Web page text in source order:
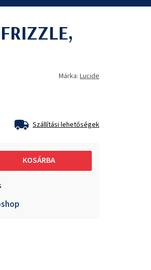
Márka: Lucide
Szállítási lehetőségek
KOSÁRBA